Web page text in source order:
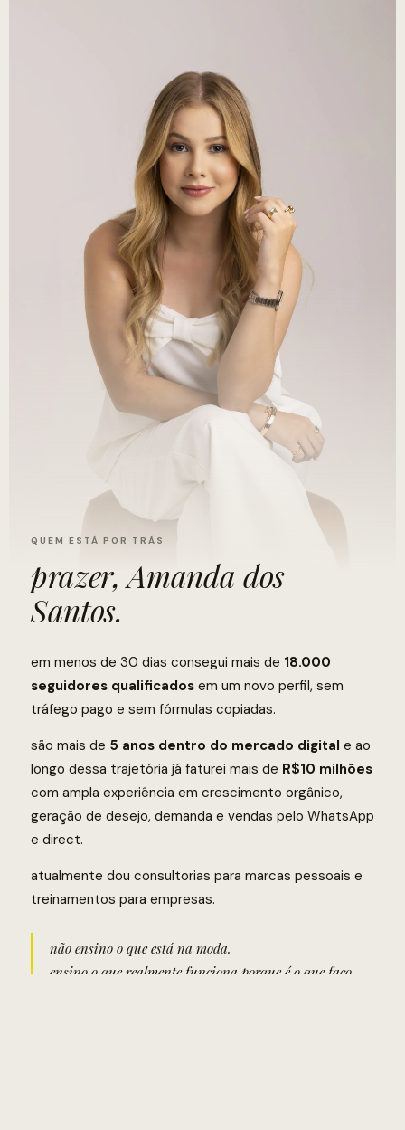
QUEM ESTÁ POR TRÁS
prazer, Amanda dos
Santos.
em menos de 30 dias consegui mais de 18.000
seguidores qualificados em um novo perfil, sem
tráfego pago e sem fórmulas copiadas.
são mais de 5 anos dentro do mercado digital e ao
longo dessa trajetória já faturei mais de R$10 milhões
com ampla experiência em crescimento orgânico,
geração de desejo, demanda e vendas pelo WhatsApp
e direct.
atualmente dou consultorias para marcas pessoais e
treinamentos para empresas.
não ensino o que está na moda.
ensino o que realmente funciona porque é o que faço